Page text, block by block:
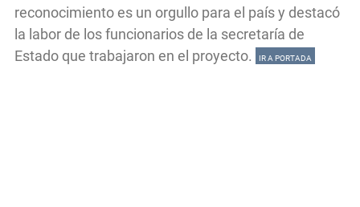
reconocimiento es un orgullo para el país y destacó
la labor de los funcionarios de la secretaría de
Estado que trabajaron en el proyecto.
IR A PORTADA